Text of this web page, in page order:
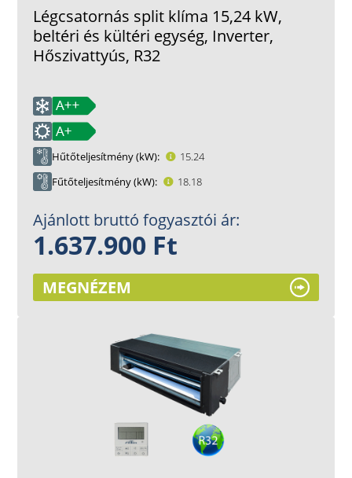
Légcsatornás split klíma 15,24 kW,
beltéri és kültéri egység, Inverter,
Hőszivattyús, R32
Hűtőteljesítmény (kW)
15.24
Fűtőteljesítmény (kW)
18.18
Ajánlott bruttó fogyasztói ár:
1.637.900 Ft
MEGNÉZEM